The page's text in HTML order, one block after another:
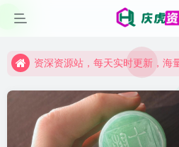
资深资源站，每天实时更新，海
资深资源站，每天实时更新，海